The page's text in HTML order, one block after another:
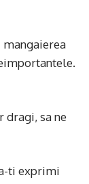
mangaierea
dragi, sa ne
ti exprimi